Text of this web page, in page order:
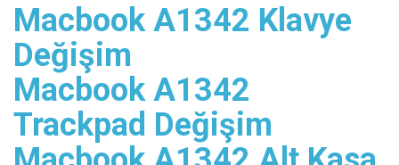
Macbook A1342 Klavye
Değişim
Macbook A1342
Trackpad Değişim